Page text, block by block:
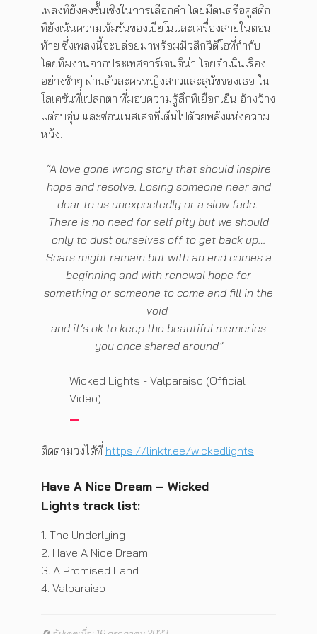
เพลงที่ยังคงชั้นเชิงในการเลือกคำ โดยมีดนตรีอคูสติก
ที่ยังเน้นความเข้มข้นของเปียโนและเครื่องสายในตอน
ท้าย ซึ่งเพลงนี้จะปล่อยมาพร้อมมิวสิกวิดีโอที่กำกับ
โดยทีมงานจากประเทศอาร์เจนติน่า โดยดำเนินเรื่อง
อย่างช้าๆ ผ่านตัวละครหญิงสาวและสุนัขของเธอ ใน
โลเคชั่นที่แปลกตา ที่มอบความรู้สึกที่เยือกเย็น อ้างว้าง
แต่อบอุ่น และซ่อนเมสเสจที่เต็มไปด้วยพลังแห่งความ
หวัง…
“A love gone wrong story that should inspire
hope and resolve. Losing someone near and
dear to us unexpectedly or a slow fade.
There is no need for self pity but we should
only to dust ourselves off to get back up…
Scars might remain but with an end comes a
beginning and with renewal hope for
something or someone to come and fill in the
void
and it’s ok to keep the beautiful memories
you once shared around”
Wicked Lights - Valparaiso (Official
Video)
ติดตามวงได้ที่ https://linktr.ee/wickedlights
Have A Nice Dream – Wicked
Lights track list:
1. The Underlying
2. Have A Nice Dream
3. A Promised Land
4. Valparaiso